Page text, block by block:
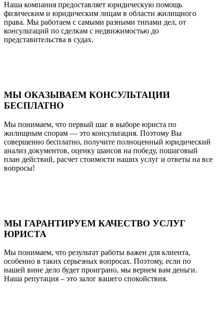
Наша компания предоставляет юридическую помощь
физическим и юридическим лицам в области жилищного
права. Мы работаем с самыми разными типами дел, от
консультаций по сделкам с недвижимостью до
представительства в судах.
МЫ ОКАЗЫВАЕМ КОНСУЛЬТАЦИИ
БЕСПЛАТНО
Мы понимаем, что первый шаг в выборе юриста по
жилищным спорам — это консультация. Поэтому Вы
совершенно бесплатно, получите полноценный юридический
анализ документов, оценку шансов на победу, пошаговый
план действий, расчет стоимости наших услуг и ответы на все
вопросы!
МЫ ГАРАНТИРУЕМ КАЧЕСТВО УСЛУГ
ЮРИСТА
Мы понимаем, что результат работы важен для клиента,
особенно в таких серьезных вопросах. Поэтому, если по
нашей вине дело будет проиграно, мы вернем вам деньги.
Наша репутация – это залог вашего спокойствия.